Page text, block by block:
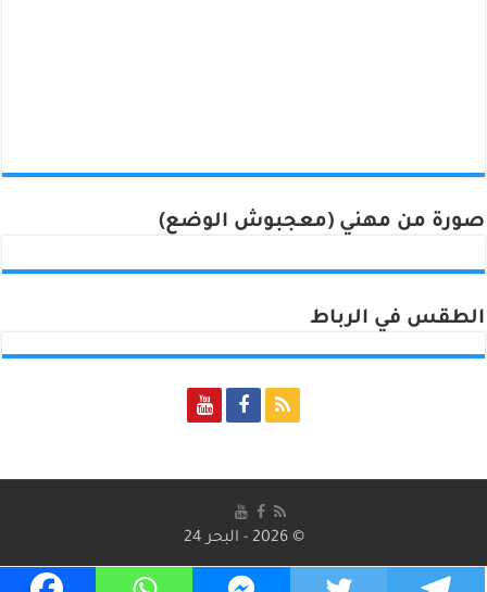
صورة من مهني (معجبوش الوضع)
الطقس في الرباط
Rabat, Morocco
© 2026 - البحر 24